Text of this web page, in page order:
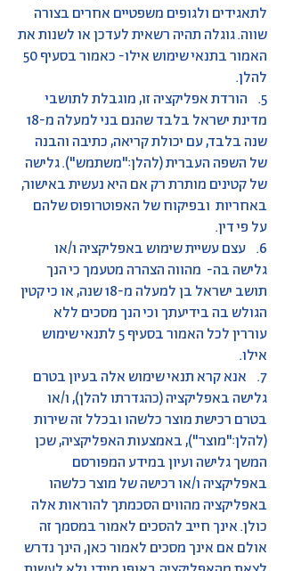
לתאגידים ולגופים משפטיים אחרים בצורה
שווה. גוגלה תהיה רשאית לעדכן או לשנות את
האמור בתנאי שימוש אילו- כאמור בסעיף 50
להלן.
5. הורדת אפליקציה זו, מוגבלת לתושבי
מדינת ישראל בלבד שהנם בני למעלה מ-18
שנה בלבד, עם יכולת קריאה, כתיבה והבנה
של השפה העברית (להלן:"משתמש"). גלישה
של קטינים מותרת רק אם היא נעשית באישור,
באחריות ובפיקוח של האפוטרופוס שלהם
על פי דין.
6. עצם עשיית שימוש באפליקציה ו/או
גלישה בה- מהווה הצהרה מטעמך כי הנך
תושב ישראל בן למעלה מ-18 שנה, או כי קטין
הגולש בה בידיעתך וכי הנך מסכים ללא
עוררין לכל האמור בסעיף 5 לתנאי שימוש
אילו.
7. אנא קרא תנאי שימוש אלה בעיון בטרם
גלישה באפליקציה (כהגדרתו להלן), ו/או
בטרם רכישת מוצר כלשהו ובכלל זה שירות
(להלן:"מוצר"), באמצעות האפליקציה, שכן
המשך גלישה ועיון במידע המפורסם
באפליקציה ו/או רכישה של מוצר כלשהו
באפליקציה מהווים הסכמתך להוראות אלה
כולן. אינך חייב להסכים לאמור במסמך זה
אולם אם אינך מסכים לאמור כאן, הינך נדרש